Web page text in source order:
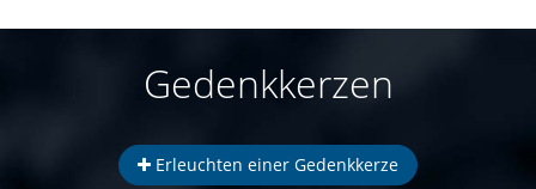
Gedenkkerzen
Erleuchten einer Gedenkkerze